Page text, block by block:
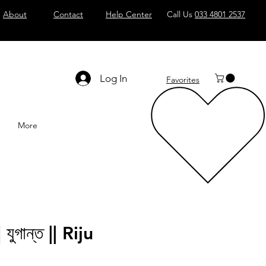
About Contact Help Center Call Us 033 4801 2537
Log In Favorites
More
|| Riju